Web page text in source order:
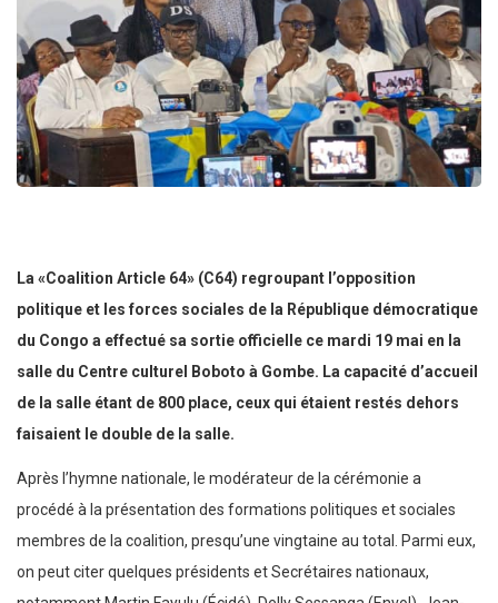
La «Coalition Article 64» (C64) regroupant l’opposition
politique et les forces sociales de la République démocratique
du Congo a effectué sa sortie officielle ce mardi 19 mai en la
salle du Centre culturel Boboto à Gombe. La capacité d’accueil
de la salle étant de 800 place, ceux qui étaient restés dehors
faisaient le double de la salle.
Après l’hymne nationale, le modérateur de la cérémonie a
procédé à la présentation des formations politiques et sociales
membres de la coalition, presqu’une vingtaine au total. Parmi eux,
on peut citer quelques présidents et Secrétaires nationaux,